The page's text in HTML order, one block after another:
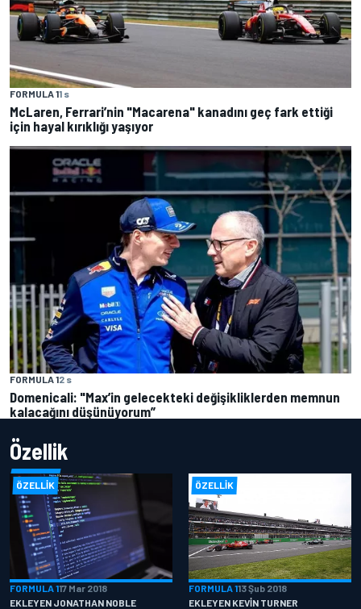
FORMULA 11 s
McLaren, Ferrari’nin "Macarena" kanadını geç fark ettiği
için hayal kırıklığı yaşıyor
FORMULA 12 s
Domenicali: "Max’in gelecekteki değişikliklerden memnun
kalacağını düşünüyorum”
Özellik
ÖZELLIK
FORMULA 117 Mar 2018
EKLEYEN JONATHAN NOBLE
ÖZELLIK
FORMULA 113 Şub 2018
EKLEYEN KEVIN TURNER